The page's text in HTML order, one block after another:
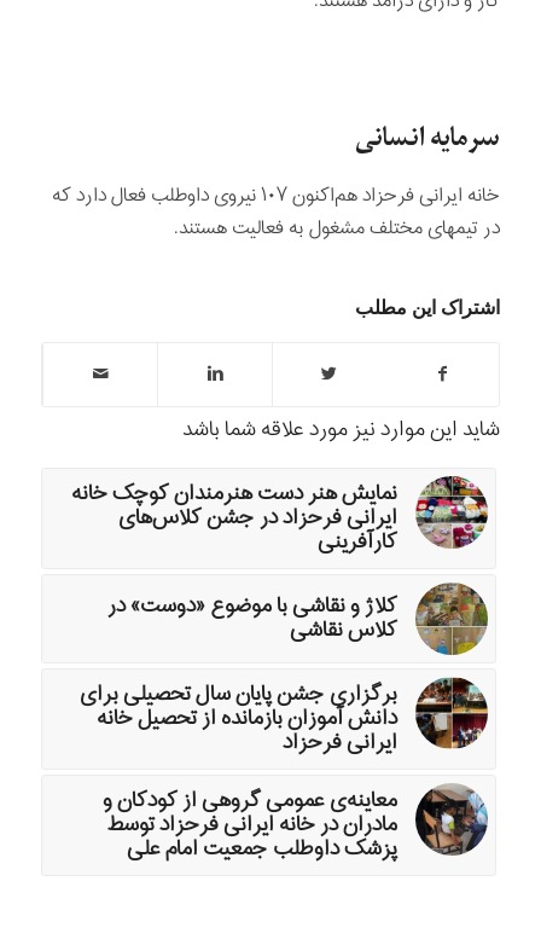
سرمایه انسانی
خانه ایرانی فرحزاد هم‌اکنون ۱۰۷ نیروی داوطلب فعال دارد که
در تیمهای مختلف مشغول به فعالیت هستند.
اشتراک این مطلب
شاید این موارد نیز مورد علاقه شما باشد
نمایش هنر دست هنرمندان کوچک خانه
ایرانی فرحزاد در جشن کلاس‌های
کارآفرینی
کلاژ و نقاشی با موضوع «دوست» در
کلاس نقاشی
برگزاری جشن پایان سال تحصیلی برای
دانش آموزان بازمانده از تحصیل خانه
ایرانی فرحزاد
معاینه‌ی عمومی گروهی از کودکان و
مادران در خانه ایرانی فرحزاد توسط
پزشک داوطلب جمعیت امام علی